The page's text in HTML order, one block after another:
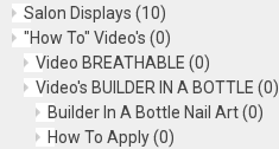
Salon Displays (10)
"How To" Video's (0)
Video BREATHABLE (0)
Video's BUILDER IN A BOTTLE (0)
Builder In A Bottle Nail Art(0)
How To Apply(0)